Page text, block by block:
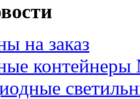
на заказ
контейнеры